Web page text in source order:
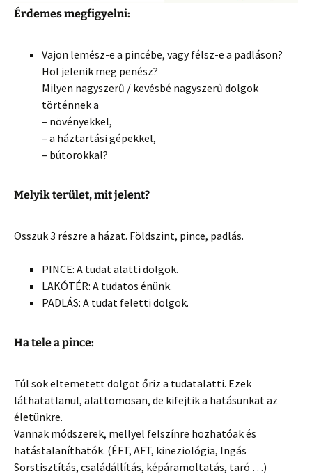
Érdemes megfigyelni:
Vajon lemész-e a pincébe, vagy félsz-e a padláson?
Hol jelenik meg penész?
Milyen nagyszerű / kevésbé nagyszerű dolgok
történnek a
– növényekkel,
– a háztartási gépekkel,
– bútorokkal?
Melyik terület, mit jelent?
Osszuk 3 részre a házat. Földszint, pince, padlás.
PINCE: A tudat alatti dolgok.
LAKÓTÉR: A tudatos énünk.
PADLÁS: A tudat feletti dolgok.
Ha tele a pince:
Túl sok eltemetett dolgot őriz a tudatalatti. Ezek
láthatatlanul, alattomosan, de kifejtik a hatásunkat az
életünkre.
Vannak módszerek, mellyel felszínre hozhatóak és
hatástalaníthatók. (ÉFT, AFT, kineziológia, Ingás
Sorstisztítás, családállítás, képáramoltatás, taró …)